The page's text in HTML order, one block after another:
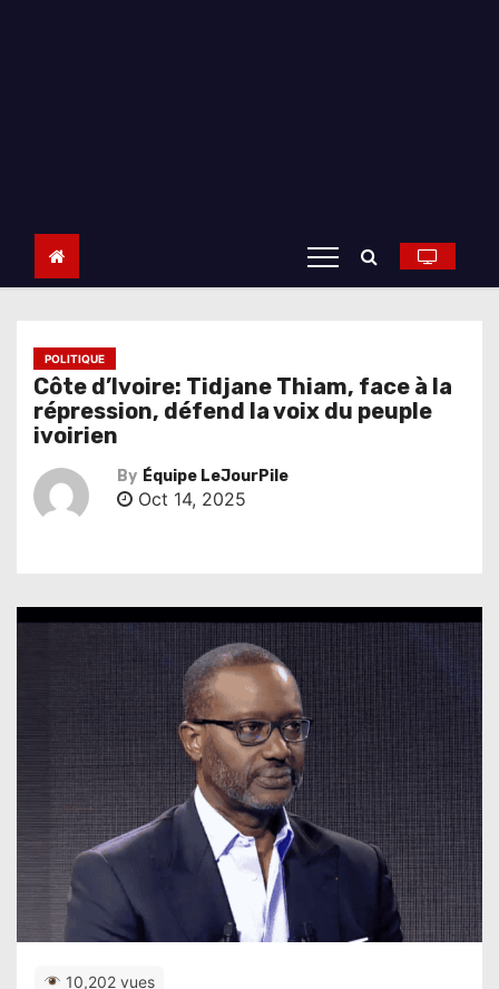
POLITIQUE
Côte d’Ivoire: Tidjane Thiam, face à la
répression, défend la voix du peuple
ivoirien
By Équipe LeJourPile
Oct 14, 2025
10,202 vues